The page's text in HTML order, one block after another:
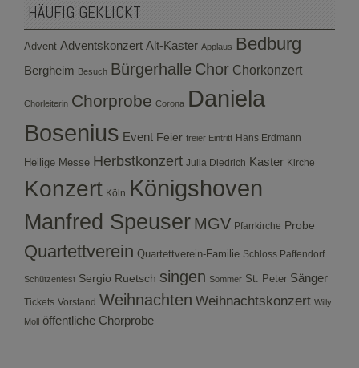
HÄUFIG GEKLICKT
Advent Adventskonzert Alt-Kaster Applaus Bedburg
Bergheim Besuch Bürgerhalle Chor Chorkonzert
Chorleiterin Chorprobe Corona Daniela
Bosenius Event Feier freier Eintritt Hans Erdmann
Heilige Messe Herbstkonzert Julia Diedrich Kaster Kirche
Konzert Köln Königshoven
Manfred Speuser MGV Pfarrkirche Probe
Quartettverein Quartettverein-Familie Schloss Paffendorf
Schützenfest Sergio Ruetsch singen Sommer St. Peter Sänger
Tickets Vorstand Weihnachten Weihnachtskonzert Willy
Moll öffentliche Chorprobe